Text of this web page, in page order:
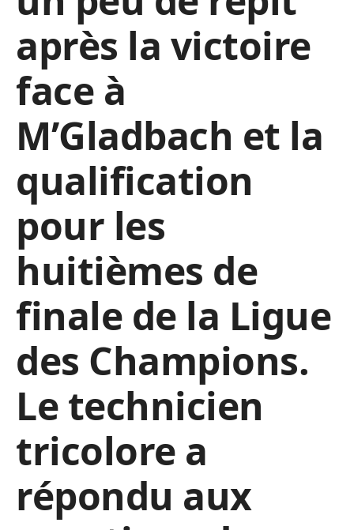
après la victoire
face à
M’Gladbach et la
qualification
pour les
huitièmes de
finale de la Ligue
des Champions.
Le technicien
tricolore a
répondu aux